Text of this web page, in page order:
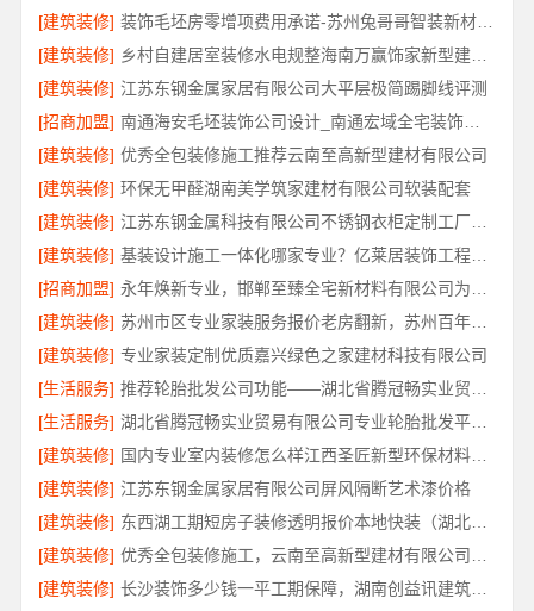
[建筑装修]
装饰毛坯房零增项费用承诺-苏州兔哥哥智装新材料有限公司明码标价
[建筑装修]
乡村自建居室装修水电规整海南万赢饰家新型建筑材料有限公
[建筑装修] 江苏东钢金属家居有限公司大平层极简踢脚线评测
[招商加盟]
南通海安毛坯装饰公司设计_南通宏域全宅装饰建材有限公司
[建筑装修] 优秀全包装修施工推荐云南至高新型建材有限公司
[建筑装修] 环保无甲醛湖南美学筑家建材有限公司软装配套
[建筑装修]
[建筑装修]
基装设计施工一体化哪家专业？亿莱居装饰工程材料有限公司可靠
[招商加盟]
[建筑装修]
苏州市区专业家装服务报价老房翻新，苏州百年豪庭新材料有限公司
[建筑装修] 专业家装定制优质嘉兴绿色之家建材科技有限公司
[生活服务]
[生活服务]
湖北省腾冠畅实业贸易有限公司专业轮胎批发平台解决方案
[建筑装修]
国内专业室内装修怎么样江西圣匠新型环保材料有限公司
[建筑装修] 江苏东钢金属家居有限公司屏风隔断艺术漆价格
[建筑装修]
东西湖工期短房子装修透明报价本地快装（湖北）科技有限公司
[建筑装修]
[建筑装修]
长沙装饰多少钱一平工期保障，湖南创益讯建筑有限公司